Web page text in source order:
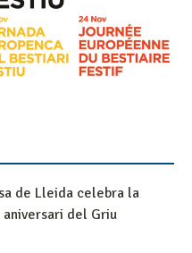
de Lleida celebra la
del Griu